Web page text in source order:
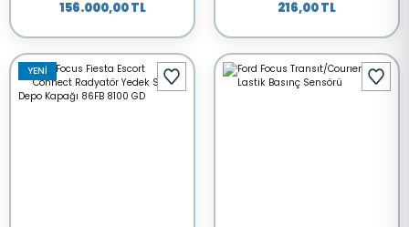
156.000,00 TL 216,00 TL
YENİ